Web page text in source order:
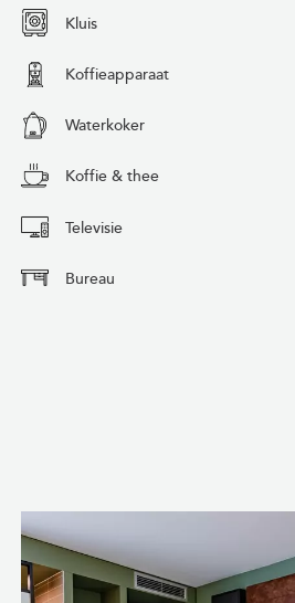
Kluis
Koffieapparaat
Waterkoker
Koffie & thee
Televisie
Bureau